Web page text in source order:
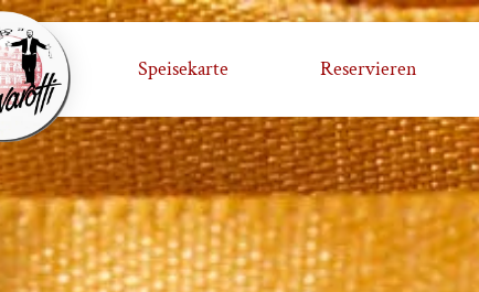
Speisekarte Reservieren